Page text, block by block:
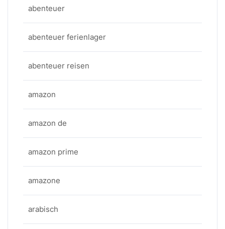
abenteuer
abenteuer ferienlager
abenteuer reisen
amazon
amazon de
amazon prime
amazone
arabisch